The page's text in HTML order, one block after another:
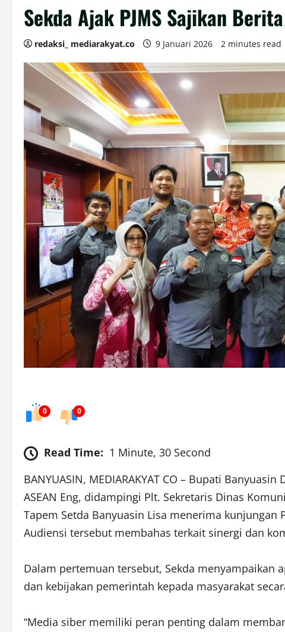
Sekda Ajak PJMS Sajikan
redaksi_ mediarakyat.co 9 Januari 2026 2 minutes read
0 0
Read Time: 1 Minute, 30 Second
BANYUASIN, MEDIARAKYAT CO – Bupati
ASEAN Eng, didampingi Plt. Sekretaris Dinas
Tapem Setda Banyuasin Lisa menerima kunjungan
Audiensi tersebut membahas terkait sinergi dan
Dalam pertemuan tersebut, Sekda
dan kebijakan pemerintah kepada masyarakat
“Media siber memiliki peran penting dalam